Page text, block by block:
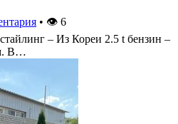
• 👁 6
– Из Кореи 2.5 t бензин –
В…